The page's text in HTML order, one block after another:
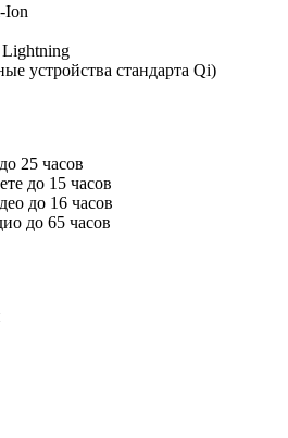
Ion
Lightning
устройства стандарта Qi)
25 часов
до 15 часов
до 16 часов
до 65 часов